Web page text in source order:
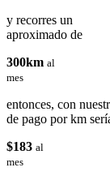
y recorres un
aproximado de
300km al
mes
entonces, con
de pago por km
$183 al
mes